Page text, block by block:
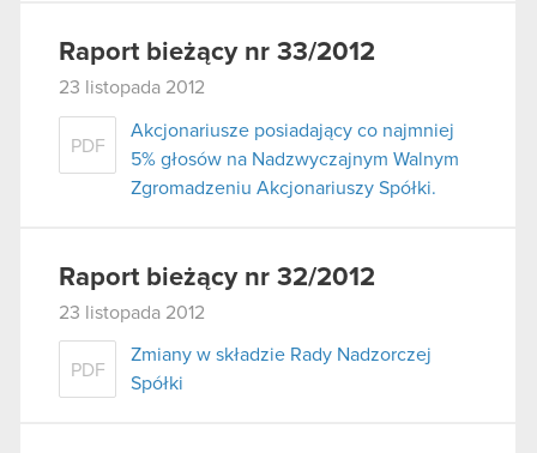
Raport bieżący nr 33/2012
23 listopada 2012
PDF
Akcjonariusze posiadający co najmniej
5% głosów na Nadzwyczajnym Walnym
Zgromadzeniu Akcjonariuszy Spółki.
Raport bieżący nr 32/2012
23 listopada 2012
PDF
Zmiany w składzie Rady Nadzorczej
Spółki